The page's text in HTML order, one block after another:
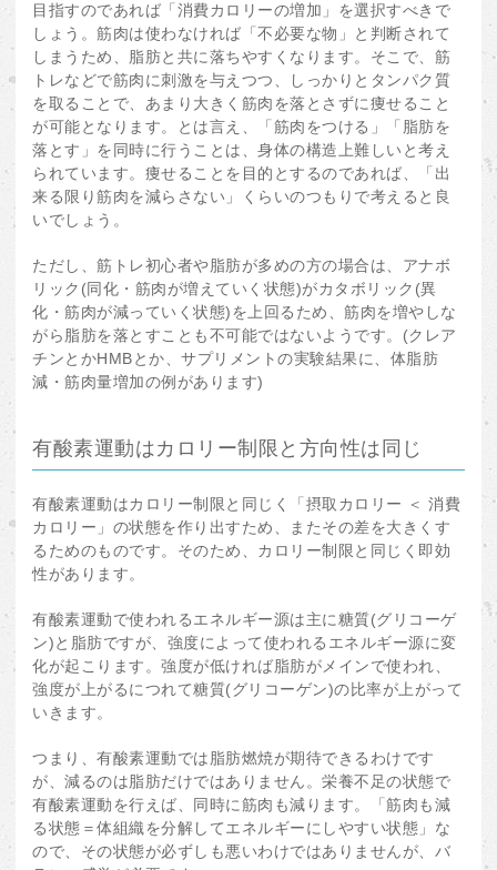
目指すのであれば「消費カロリーの増加」を選択すべきで
しょう。筋肉は使わなければ「不必要な物」と判断されて
しまうため、脂肪と共に落ちやすくなります。そこで、筋
トレなどで筋肉に刺激を与えつつ、しっかりとタンパク質
を取ることで、あまり大きく筋肉を落とさずに痩せること
が可能となります。とは言え、「筋肉をつける」「脂肪を
落とす」を同時に行うことは、身体の構造上難しいと考え
られています。痩せることを目的とするのであれば、「出
来る限り筋肉を減らさない」くらいのつもりで考えると良
いでしょう。
ただし、筋トレ初心者や脂肪が多めの方の場合は、アナボ
リック(同化・筋肉が増えていく状態)がカタボリック(異
化・筋肉が減っていく状態)を上回るため、筋肉を増やしな
がら脂肪を落とすことも不可能ではないようです。(クレア
チンとかHMBとか、サプリメントの実験結果に、体脂肪
減・筋肉量増加の例があります)
有酸素運動はカロリー制限と方向性は同じ
有酸素運動はカロリー制限と同じく「摂取カロリー ＜ 消費
カロリー」の状態を作り出すため、またその差を大きくす
るためのものです。そのため、カロリー制限と同じく即効
性があります。
有酸素運動で使われるエネルギー源は主に糖質(グリコーゲ
ン)と脂肪ですが、強度によって使われるエネルギー源に変
化が起こります。強度が低ければ脂肪がメインで使われ、
強度が上がるにつれて糖質(グリコーゲン)の比率が上がって
いきます。
つまり、有酸素運動では脂肪燃焼が期待できるわけです
が、減るのは脂肪だけではありません。栄養不足の状態で
有酸素運動を行えば、同時に筋肉も減ります。「筋肉も減
る状態＝体組織を分解してエネルギーにしやすい状態」な
ので、その状態が必ずしも悪いわけではありませんが、バ